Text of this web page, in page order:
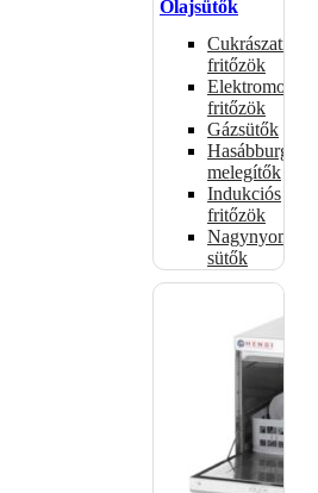
Olajsütők
Cukrászati
fritőzök
Elektromos
fritőzök
Gázsütők
Hasábburgonya
melegítők
Indukciós
fritőzök
Nagynyomású
sütők